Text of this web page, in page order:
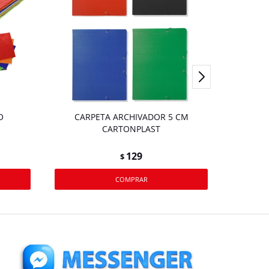
CARPETA ARCHIVADOR 5 CM
CARTONPLAST
$ 129